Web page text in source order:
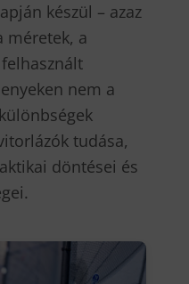
készül – azaz
méretek, a
nem a
tudása,
döntései és